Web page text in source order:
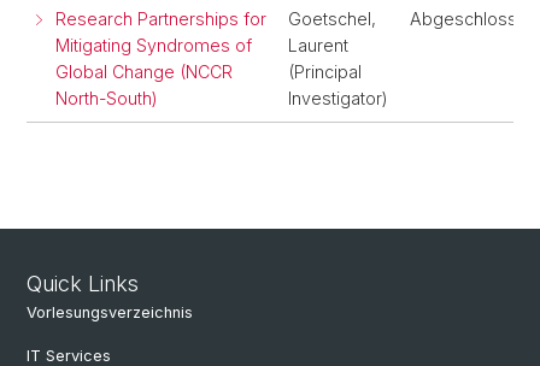
Research Partnerships for
Mitigating Syndromes of
Global Change (NCCR
North-South)
Goetschel,
Laurent
(Principal
Investigator)
Abgeschlossen
Quick Links
Vorlesungsverzeichnis
IT Services